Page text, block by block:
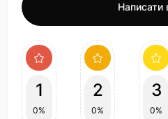
Написати
1
0%
2
0%
3
0%